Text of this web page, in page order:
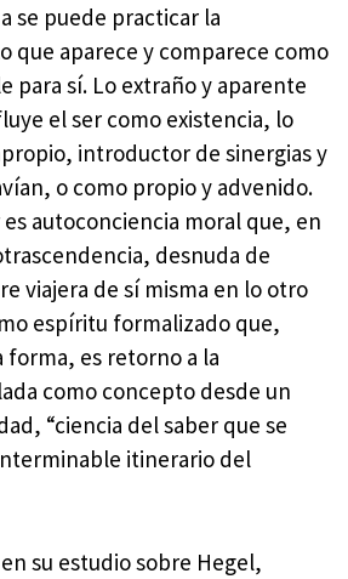
se puede practicar la
que aparece y comparece como
para sí. Lo extraño y aparente
el ser como existencia, lo
introductor de sinergias y
o como propio y advenido.
autoconciencia moral que, en
desnuda de
viajera de sí misma en lo otro
espíritu formalizado que,
forma, es retorno a la
como concepto desde un
“ciencia del saber que se
itinerario del
su estudio sobre Hegel,